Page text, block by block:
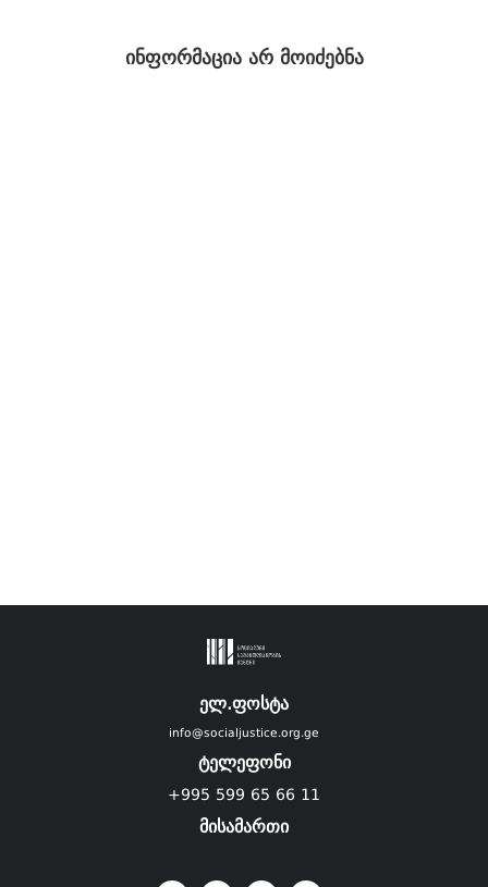
ინფორმაცია არ მოიძებნა
ელ.ფოსტა
info@socialjustice.org.ge
ტელეფონი
+995 599 65 66 11
მისამართი